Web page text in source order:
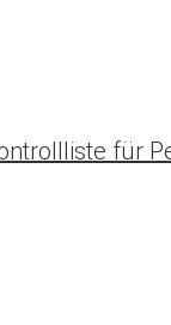
für